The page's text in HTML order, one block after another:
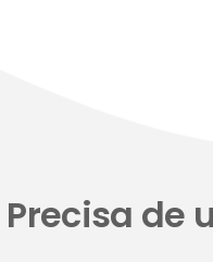
Precisa de